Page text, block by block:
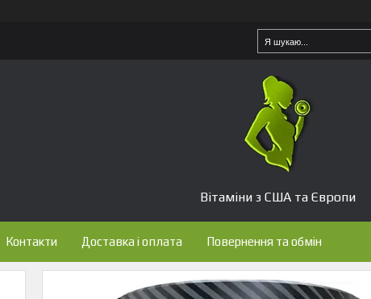
Вітаміни з США та Європи
Контакти Доставка і оплата Повернення та обмін